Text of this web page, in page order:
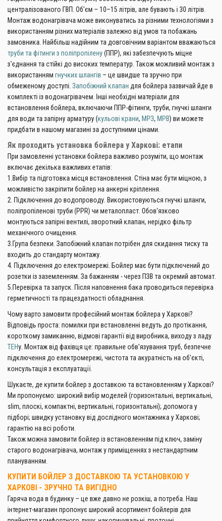
централізованого ГВП. Об'єм – 10–15 літрів, але бувають і 30 літрів.
Монтаж водонагрівача може виконуватись за різними технологіями з
використанням різних матеріалів залежно від умов та побажань
замовника. Найбільш надійним та довговічним варіантом вважаються
труби та фітинги з поліпропілену(ППР), які забезпечують міцне
з'єднання та стійкі до високих температур. Також можливий монтаж з
використанням гнучких шлангів – це швидше та зручно при
обмеженому доступі. Запобіжний клапан для бойлера зазвичай йде в
комплекті із водонагрівачем. Інші необхідні матеріали для
встановлення бойлера, включаючи ППР-фітинги, труби, гнучкі шланги
для води та запірну арматуру (кульові крани, МРЗ, МРВ) ви можете
придбати в нашому магазині за доступними цінами.
Як проходить установка бойлера у Харкові: етапи
При замовленні установки бойлера важливо розуміти, що монтаж
включає декілька важливих етапів:
1.Вибір та підготовка місця встановлення. Стіна має бути міцною, з
можливістю закріпити бойлер на анкерні кріплення.
2. Підключення до водопроводу. Використовуються гнучкі шланги,
поліпропіленові труби (PPR) чи металопласт. Обов'язково
монтуються запірні вентилі, зворотний клапан, нерідко фільтр
механічного очищення.
3.Група безпеки. Запобіжний клапан потрібен для скидання тиску та
входить до стандарту монтажу.
4. Підключення до електромережі. Бойлер має бути підключений до
розетки із заземленням. За бажанням - через ПЗВ та окремий автомат.
5.Перевірка та запуск. Після наповнення бака проводиться перевірка
герметичності та працездатності обладнання.
Чому варто замовити професійний монтаж бойлера у Харкові?
Відповідь проста: помилки при встановленні ведуть до протікання,
короткому замиканню, відмові гарантії від виробника, виходу з ладу
ТЕНу. Монтаж від фахівця це: правильне обв'язування труб, безпечне
підключення до електромережі, чистота та акуратність на об'єкті,
консультація з експлуатації.
Шукаєте, де купити бойлер з доставкою та встановленням у Харкові?
Ми пропонуємо: широкий вибір моделей (горизонтальні, вертикальні,
slim, плоскі, компактні, вертикальні, горизонтальні); допомога у
підборі; швидку установку від дослідного монтажника у Харкові;
гарантію на всі роботи.
Також можна замовити бойлер із встановленням під ключ, заміну
старого водонагрівача, монтаж у приміщеннях з нестандартним
плануванням.
КУПИТИ БОЙЛЕР З ДОСТАВКОЮ ТА УСТАНОВКОЮ У
ХАРКОВІ - ЗРУЧНО ТА ВИГІДНО
Гаряча вода в будинку – це вже давно не розкіш, а потреба. Наш
інтернет-магазин пропонує широкий асортимент бойлерів для